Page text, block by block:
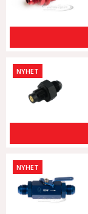
NYHET
NYHET